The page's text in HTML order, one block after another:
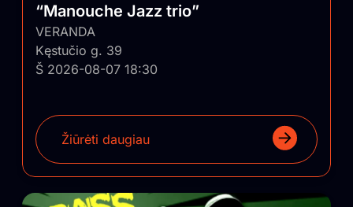
“Manouche Jazz trio”
VERANDA
Kęstučio g. 39
Š 2026-08-07 18:30
Žiūrėti daugiau